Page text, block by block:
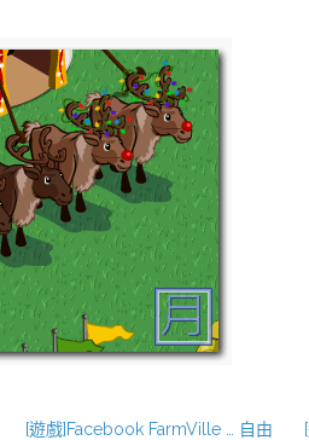
[遊戲]Facebook FarmVille … 自由